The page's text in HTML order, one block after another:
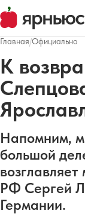
Главная/Официально
К
Напомним,
большой
РФ Сергей
Германии.